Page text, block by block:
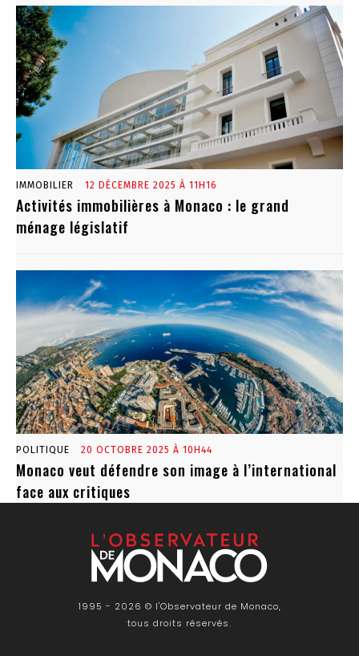
IMMOBILIER 12 DÉCEMBRE 2025 À 11H16
Activités immobilières à Monaco : le grand
ménage législatif
POLITIQUE 20 OCTOBRE 2025 À 10H44
Monaco veut défendre son image à l’international
face aux critiques
1995 - 2026 © l'Observateur de Monaco,
tous droits réservés.